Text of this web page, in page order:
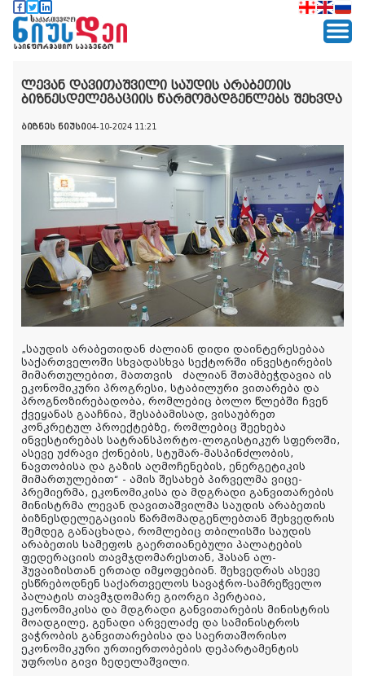
ლევან დავითაშვილი საუდის არაბეთის
ბიზნესდელეგაციის წარმომადგენლებს შეხვდა
ბიზნეს ნიუსი04-10-2024 11:21
„საუდის არაბეთიდან ძალიან დიდი დაინტერესებაა
საქართველოში სხვადასხვა სექტორში ინვესტირების
მიმართულებით, მათთვის ძალიან შთამბეჭდავია ის
ეკონომიკური პროგრესი, სტაბილური ვითარება და
პროგნოზირებადობა, რომლებიც ბოლო წლებში ჩვენ
ქვეყანას გააჩნია, შესაბამისად, ვისაუბრეთ
კონკრეტულ პროექტებზე, რომლებიც შეეხება
ინვესტირებას სატრანსპორტო-ლოგისტიკურ სფეროში,
ასევე უძრავი ქონების, სტუმარ-მასპინძლობის,
ნავთობისა და გაზის აღმოჩენების, ენერგეტიკის
მიმართულებით“ - ამის შესახებ პირველმა ვიცე-
პრემიერმა, ეკონომიკისა და მდგრადი განვითარების
მინისტრმა ლევან დავითაშვილმა საუდის არაბეთის
ბიზნესდელეგაციის წარმომადგენლებთან შეხვედრის
შემდეგ განაცხადა, რომლებიც თბილისში საუდის
არაბეთის სამეფოს გაერთიანებული პალატების
ფედერაციის თავმჯდომარესთან, ჰასან ალ-
ჰუვაიზისთან ერთად იმყოფებიან. შეხვედრას ასევე
ესწრებოდნენ საქართველოს სავაჭრო-სამრეწველო
პალატის თავმჯდომარე გიორგი პერტაია,
ეკონომიკისა და მდგრადი განვითარების მინისტრის
მოადგილე, გენადი არველაძე და სამინისტროს
ვაჭრობის განვითარებისა და საერთაშორისო
ეკონომიკური ურთიერთობების დეპარტამენტის
უფროსი გივი ზედელაშვილი.